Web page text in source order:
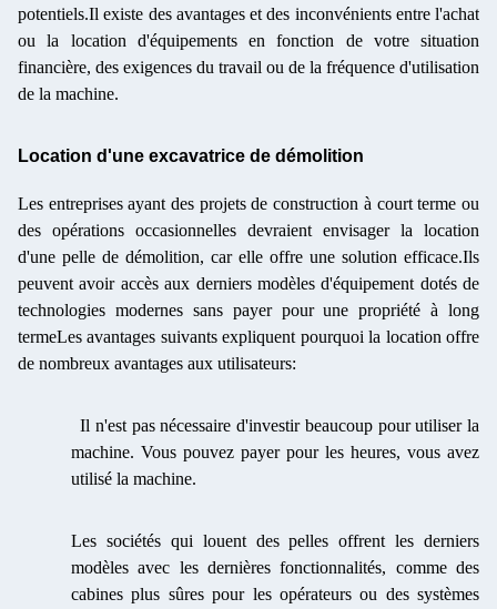
potentiels.Il existe des avantages et des inconvénients entre l'achat
ou la location d'équipements en fonction de votre situation
financière, des exigences du travail ou de la fréquence d'utilisation
de la machine.
Location d'une excavatrice de démolition
Les entreprises ayant des projets de construction à court terme ou
des opérations occasionnelles devraient envisager la location
d'une pelle de démolition, car elle offre une solution efficace.Ils
peuvent avoir accès aux derniers modèles d'équipement dotés de
technologies modernes sans payer pour une propriété à long
termeLes avantages suivants expliquent pourquoi la location offre
de nombreux avantages aux utilisateurs:
Il n'est pas nécessaire d'investir beaucoup pour utiliser la
machine. Vous pouvez payer pour les heures, vous avez
utilisé la machine.
Les sociétés qui louent des pelles offrent les derniers
modèles avec les dernières fonctionnalités, comme des
cabines plus sûres pour les opérateurs ou des systèmes